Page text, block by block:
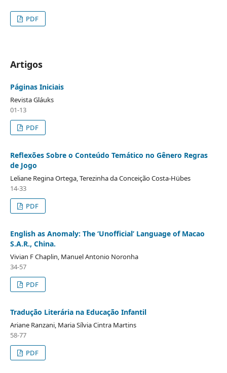
PDF
Artigos
Páginas Iniciais
Revista Gláuks
01-13
PDF
Reflexões Sobre o Conteúdo Temático no Gênero Regras
de Jogo
Leliane Regina Ortega, Terezinha da Conceição Costa-Hübes
14-33
PDF
English as Anomaly: The ‘Unofficial’ Language of Macao
S.A.R., China.
Vivian F Chaplin, Manuel Antonio Noronha
34-57
PDF
Tradução Literária na Educação Infantil
Ariane Ranzani, Maria Sílvia Cintra Martins
58-77
PDF